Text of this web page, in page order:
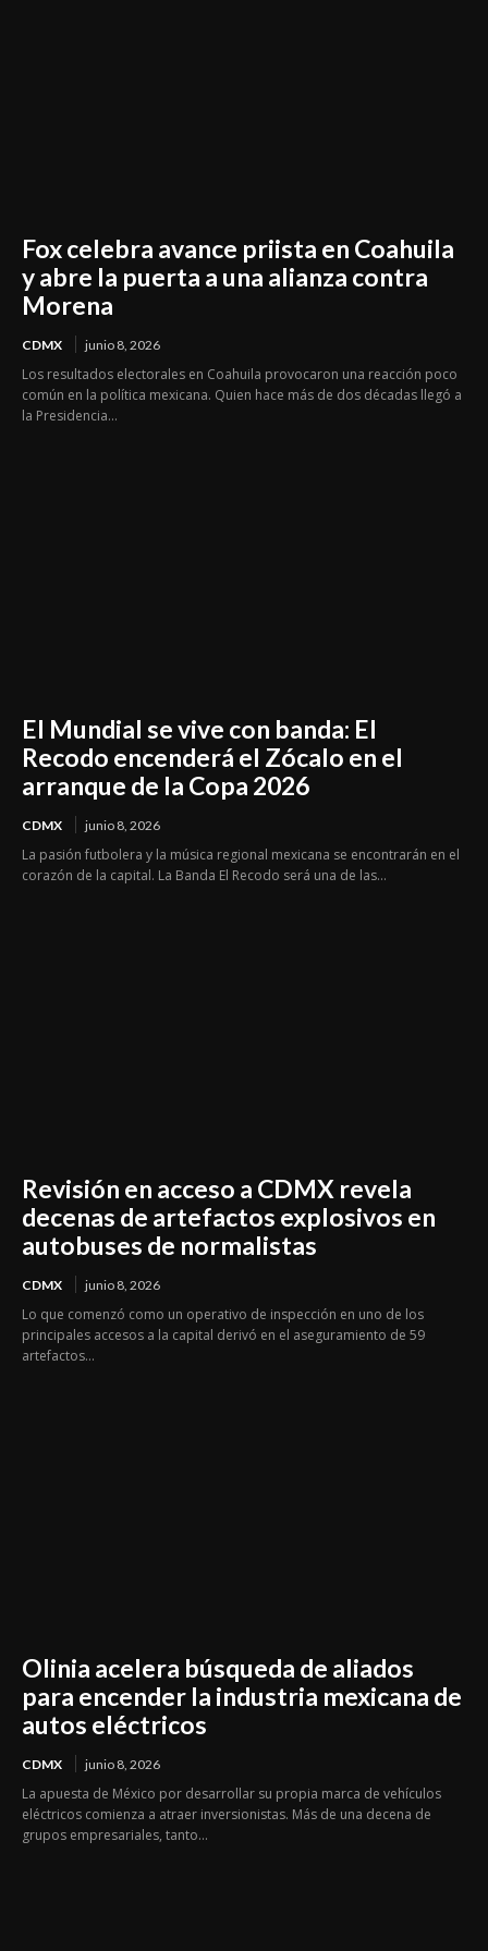
Fox celebra avance priista en Coahuila
y abre la puerta a una alianza contra
Morena
CDMX junio 8, 2026
Los resultados electorales en Coahuila provocaron una reacción poco
común en la política mexicana. Quien hace más de dos décadas llegó a
la Presidencia...
El Mundial se vive con banda: El
Recodo encenderá el Zócalo en el
arranque de la Copa 2026
CDMX junio 8, 2026
La pasión futbolera y la música regional mexicana se encontrarán en el
corazón de la capital. La Banda El Recodo será una de las...
Revisión en acceso a CDMX revela
decenas de artefactos explosivos en
autobuses de normalistas
CDMX junio 8, 2026
Lo que comenzó como un operativo de inspección en uno de los
principales accesos a la capital derivó en el aseguramiento de 59
artefactos...
Olinia acelera búsqueda de aliados
para encender la industria mexicana de
autos eléctricos
CDMX junio 8, 2026
La apuesta de México por desarrollar su propia marca de vehículos
eléctricos comienza a atraer inversionistas. Más de una decena de
grupos empresariales, tanto...